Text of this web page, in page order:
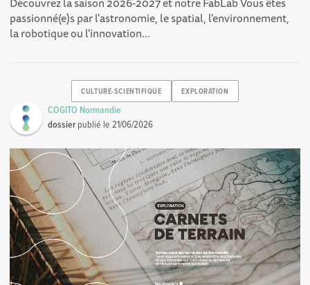
passionné(e)s par l'astronomie, le spatial, l'environnement,
la robotique ou l'innovation...
CULTURE-SCIENTIFIQUE EXPLORATION
COGITO Normandie
dossier publié le21/06/2026